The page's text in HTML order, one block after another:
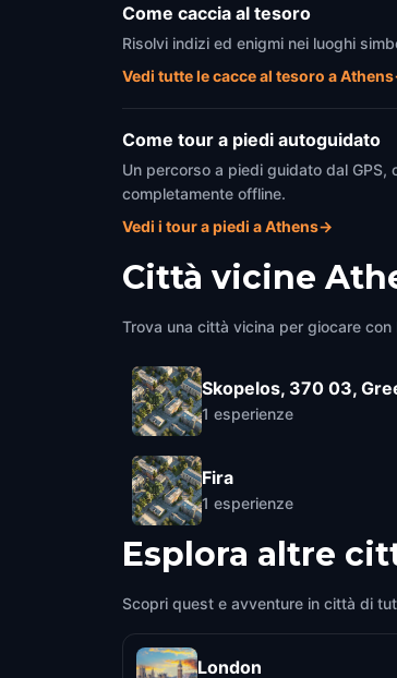
Come caccia al tesoro
Risolvi indizi ed enigmi nei luoghi
Vedi tutte le cacce al tesoro a Athens
Come tour a piedi autoguidato
Un percorso a piedi guidato dal GPS,
completamente offline.
Vedi i tour a piedi a Athens→
Città vicine
Trova una città vicina per giocare con
Skopelos, 370 03,
1 esperienze
Fira
1 esperienze
Esplora altre
Scopri quest e avventure in città di
London